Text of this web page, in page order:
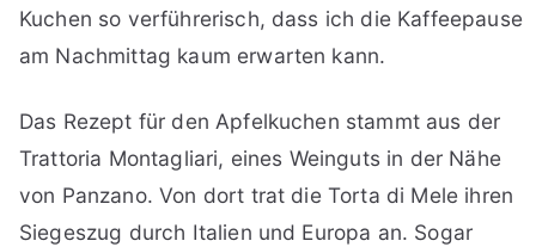
Kuchen so verführerisch, dass ich die Kaffeepause
am Nachmittag kaum erwarten kann.
Das Rezept für den Apfelkuchen stammt aus der
Trattoria Montagliari, eines Weinguts in der Nähe
von Panzano. Von dort trat die Torta di Mele ihren
Siegeszug durch Italien und Europa an. Sogar